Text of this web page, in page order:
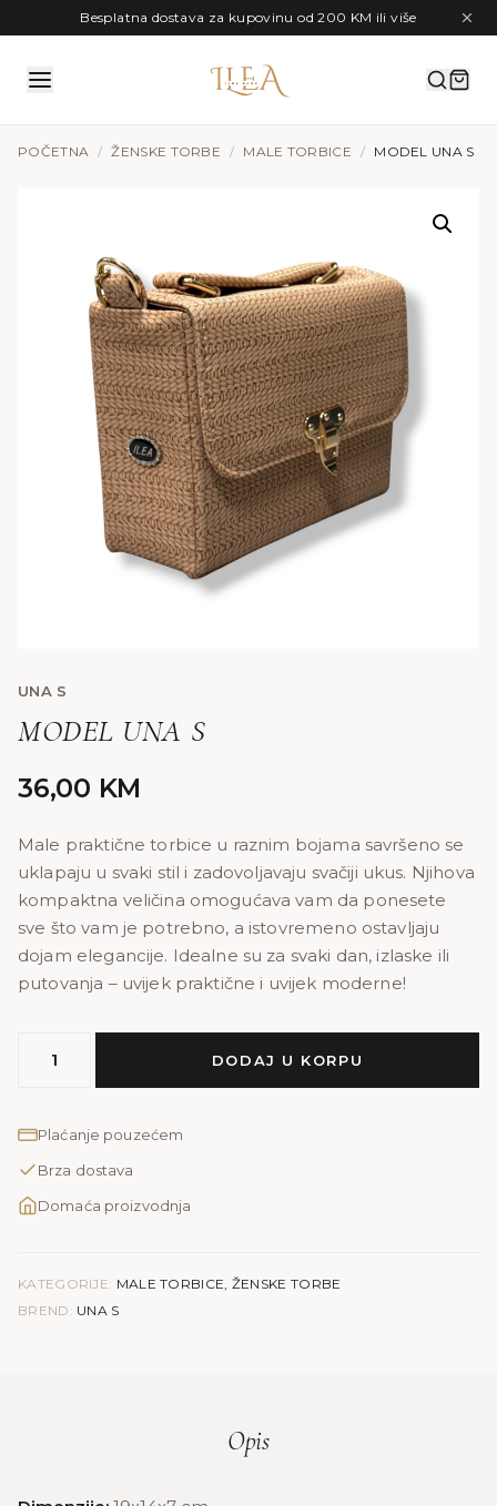
Preskoči na sadržajBesplatna dostava za kupovinu od 200 KM ili više
POČETNA / ŽENSKE TORBE / MALE TORBICE / MODEL UNA S
UNA S
MODEL UNA S
36,00 KM
Male praktične torbice u raznim bojama savršeno se
uklapaju u svaki stil i zadovoljavaju svačiji ukus. Njihova
kompaktna veličina omogućava vam da ponesete
sve što vam je potrebno, a istovremeno ostavljaju
dojam elegancije. Idealne su za svaki dan, izlaske ili
putovanja – uvijek praktične i uvijek moderne!
UNA
količina
DODAJ U KORPU
Plaćanje pouzećem
Brza dostava
Domaća proizvodnja
KATEGORIJE: MALE TORBICE, ŽENSKE TORBE
BREND: UNA S
Opis